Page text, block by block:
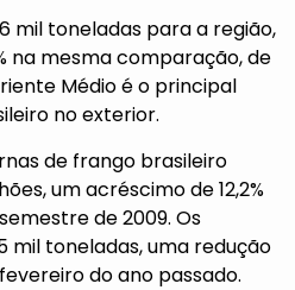
mil toneladas para a região,
na mesma comparação, de
Médio é o principal
no exterior.
de frango brasileiro
um acréscimo de 12,2%
de 2009. Os
mil toneladas, uma redução
do ano passado.